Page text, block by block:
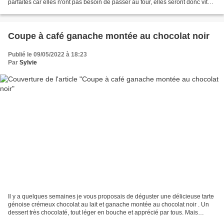
parfaites car elles n'ont pas besoin de passer au four, elles seront donc vite
Coupe à café ganache montée au chocolat noir
Publié le 09/05/2022 à 18:23
Par Sylvie
Il y a quelques semaines je vous proposais de déguster une délicieuse tarte
génoise crémeux chocolat au lait et ganache montée au chocolat noir . Un
dessert très chocolaté, tout léger en bouche et apprécié par tous. Mais